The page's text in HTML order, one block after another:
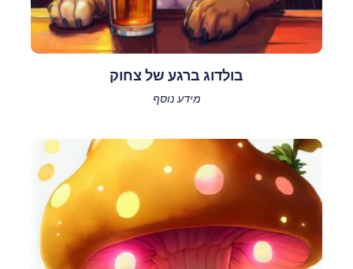
בולדוג ברגע של צחוק
מידע נוסף